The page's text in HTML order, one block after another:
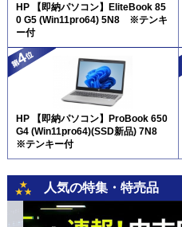
HP 【即納パソコン】EliteBook 85
0 G5 (Win11pro64) 5N8 ※テンキ
ー付
HP 【即納パソコン】ProBook 650
G4 (Win11pro64)(SSD新品) 7N8
※テンキー付
人気の特集・特売品